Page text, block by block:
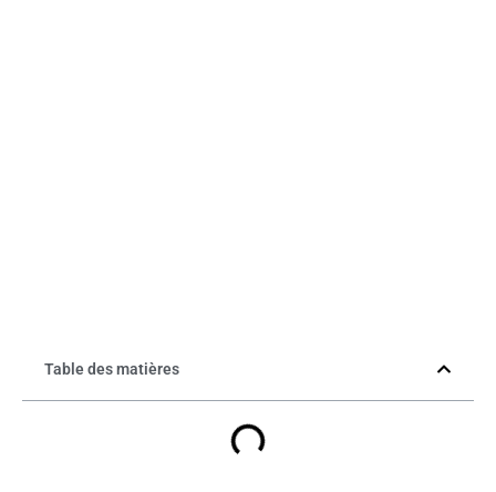
Table des matières